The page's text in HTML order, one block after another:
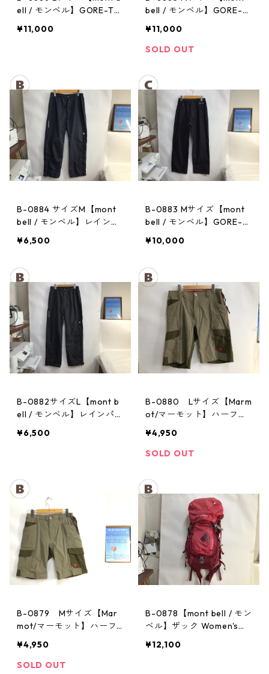
ell / モンベル】GORE-TE
ンツ：レディースBK
¥11,000
bell / モンベル】GORE-T
パンツ：メンズBK
¥11,000
SOLD OUT
B-0884 サイズM【mont
bell / モンベル】レインパ
ディース
¥6,500
B-0883 Mサイズ【mont
bell / モンベル】GORE-T
パンツ：メンズBK
¥10,000
B-0882サイズL【mont b
ell / モンベル】レインパン
ィースL
¥6,500
B-0880 Lサイズ【Marm
ot/マーモット】ハーフパ
Men's BGOL
¥4,950
SOLD OUT
B-0879 Mサイズ【Mar
mot/マーモット】ハーフ
Men's BGOL
¥4,950
SOLD OUT
B-0878【mont bell / モン
ベル】ザック Women's：
¥12,100